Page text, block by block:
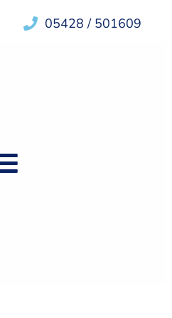
05428 / 501609